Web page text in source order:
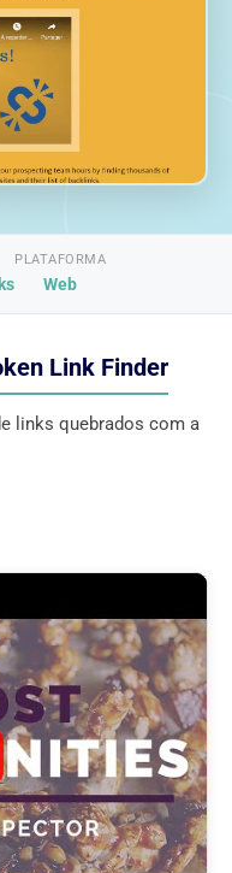
PLATAFORMA
Web
Link Finder
links quebrados com a